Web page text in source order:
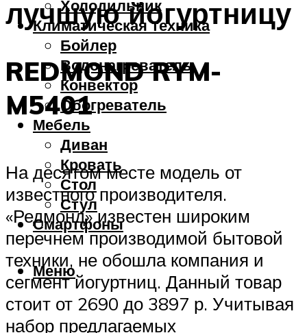
Холодильник
Климатическая техника
Бойлер
Водонагреватель
Конвектор
Обогреватель
Мебель
Диван
Кровать
Стол
Стул
Смартфоны
Меню
лучшую йогуртницу
REDMOND RYM-
M5401
На десятом месте модель от
известного производителя.
«Редмонд» известен широким
перечнем производимой бытовой
техники, не обошла компания и
сегмент йогуртниц. Данный товар
стоит от 2690 до 3897 р. Учитывая
набор предлагаемых